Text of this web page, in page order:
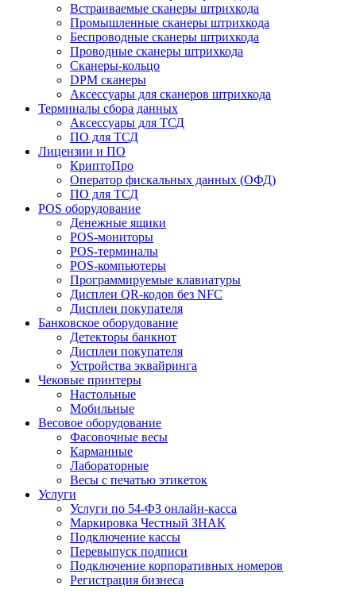
Встраиваемые сканеры штрихкода
Промышленные сканеры штрихкода
Беспроводные сканеры штрихкода
Проводные сканеры штрихкода
Сканеры-кольцо
DPM сканеры
Аксессуары для сканеров штрихкода
Терминалы сбора данных
Аксессуары для ТСД
ПО для ТСД
Лицензии и ПО
КриптоПро
Оператор фискальных данных (ОФД)
ПО для ТСД
POS оборудование
Денежные ящики
POS-мониторы
POS-терминалы
POS-компьютеры
Программируемые клавиатуры
Дисплеи QR-кодов без NFC
Дисплеи покупателя
Банковское оборудование
Детекторы банкнот
Дисплеи покупателя
Устройства эквайринга
Чековые принтеры
Настольные
Мобильные
Весовое оборудование
Фасовочные весы
Карманные
Лабораторные
Весы с печатью этикеток
Услуги
Услуги по 54-ФЗ онлайн-касса
Маркировка Честный ЗНАК
Подключение кассы
Перевыпуск подписи
Подключение корпоративных номеров
Регистрация бизнеса